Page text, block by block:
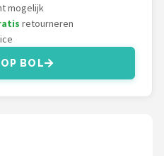
mogelijk
retourneren
BOL